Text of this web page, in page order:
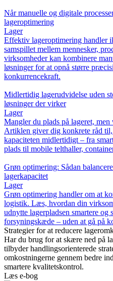
Når manuelle og digitale
lageroptimering
Lager
Effektiv lageroptimering handler
samspillet mellem mennesker,
virksomheder kan kombinere
løsninger for at opnå større
konkurrencekraft.
Midlertidig lagerudvidelse uden
løsninger der virker
Lager
Mangler du plads på lageret,
Artiklen giver dig konkrete råd
kapaciteten midlertidigt – fra
plads til mobile telthaller,
Grøn optimering: Sådan
lagerkapacitet
Lager
Grøn optimering handler om at
logistik. Læs, hvordan din
udnytte lagerpladsen smartere
forsyningskæde – uden at gå på
Strategier for at reducere
Har du brug for at skære ned på
tilbyder handlingsorienterede
omkostningerne gennem bedre
smartere kvalitetskontrol.
Læs e-bog